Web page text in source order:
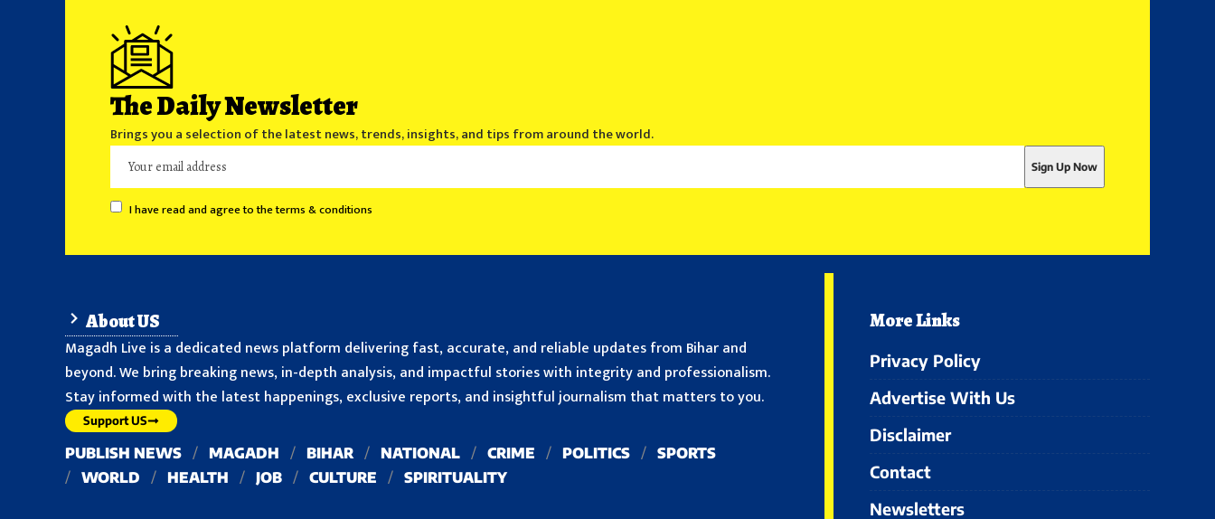
The Daily Newsletter
Brings you a selection of the latest news, trends, insights, and tips from around the world.
I have read and agree to the terms & conditions
About US
Magadh Live is a dedicated news platform delivering fast, accurate, and reliable updates from Bihar and
beyond. We bring breaking news, in-depth analysis, and impactful stories with integrity and professionalism.
Stay informed with the latest happenings, exclusive reports, and insightful journalism that matters to you.
Support US
PUBLISH NEWS MAGADH BIHAR NATIONAL CRIME POLITICS
SPORTS
WORLD
HEALTH JOB CULTURE SPIRITUALITY
More Links
Privacy Policy
Advertise With Us
Disclaimer
Contact
Newsletters